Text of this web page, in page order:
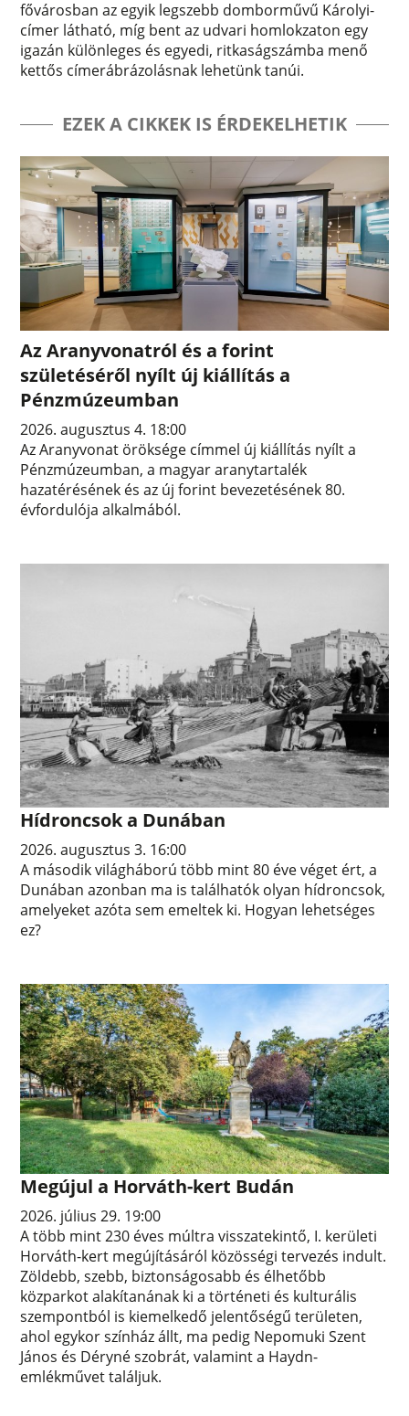
fővárosban az egyik legszebb domborművű Károlyi-
címer látható, míg bent az udvari homlokzaton egy
igazán különleges és egyedi, ritkaságszámba menő
kettős címerábrázolásnak lehetünk tanúi.
EZEK A CIKKEK IS ÉRDEKELHETIK
Az Aranyvonatról és a forint
születéséről nyílt új kiállítás a
Pénzmúzeumban
2026. augusztus 4. 18:00
Az Aranyvonat öröksége címmel új kiállítás nyílt a
Pénzmúzeumban, a magyar aranytartalék
hazatérésének és az új forint bevezetésének 80.
évfordulója alkalmából.
Hídroncsok a Dunában
2026. augusztus 3. 16:00
A második világháború több mint 80 éve véget ért, a
Dunában azonban ma is találhatók olyan hídroncsok,
amelyeket azóta sem emeltek ki. Hogyan lehetséges
ez?
Megújul a Horváth-kert Budán
2026. július 29. 19:00
A több mint 230 éves múltra visszatekintő, I. kerületi
Horváth-kert megújításáról közösségi tervezés indult.
Zöldebb, szebb, biztonságosabb és élhetőbb
közparkot alakítanának ki a történeti és kulturális
szempontból is kiemelkedő jelentőségű területen,
ahol egykor színház állt, ma pedig Nepomuki Szent
János és Déryné szobrát, valamint a Haydn-
emlékművet találjuk.